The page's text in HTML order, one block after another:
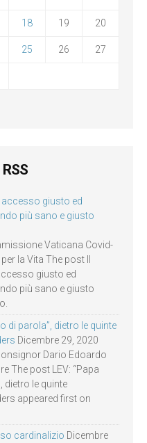
18 19 20
25 26 27
RSS
accesso giusto ed
più sano e giusto
Vaticana Covid-
la Vita The post Il
giusto ed
più sano e giusto
di parola”, dietro le quinte
Dicembre 29, 2020
Dario Edoardo
The post LEV: “Papa
dietro le quinte
appeared first on
cardinalizio Dicembre